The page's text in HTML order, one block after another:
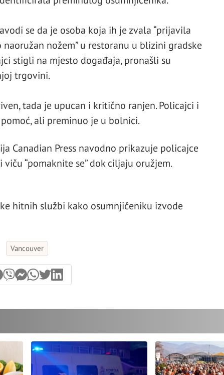
se da je osoba koja ih je zvala “prijavila
nožem” u restoranu u blizini gradske
stigli na mjesto događaja, pronašli su
trgovini.
tada je upucan i kritično ranjen. Policajci i
ali preminuo je u bolnici.
Canadian Press navodno prikazuje policajce
“pomaknite se” dok ciljaju oružjem.
hitnih službi kako osumnjičeniku izvode
Vancouver